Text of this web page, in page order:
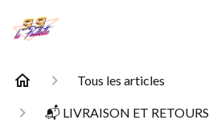
Tous les articles
📬 LIVRAISON ET RETOURS